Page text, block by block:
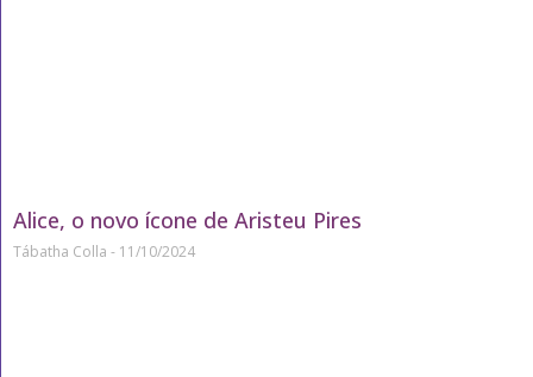
Alice, o novo ícone de Aristeu Pires
Tábatha Colla 11/10/2024